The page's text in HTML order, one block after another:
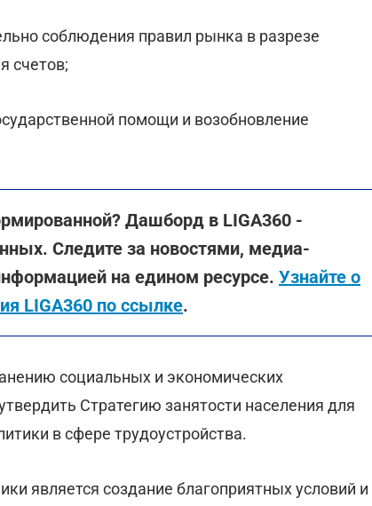
соблюдения правил рынка в разрезе
счетов;
помощи и возобновление
Дашборд в LIGA360 -
Следите за новостями, медиа-
на едином ресурсе. Узнайте о
LIGA360 по ссылке.
социальных и экономических
Стратегию занятости населения для
в сфере трудоустройства.
является создание благоприятных условий и